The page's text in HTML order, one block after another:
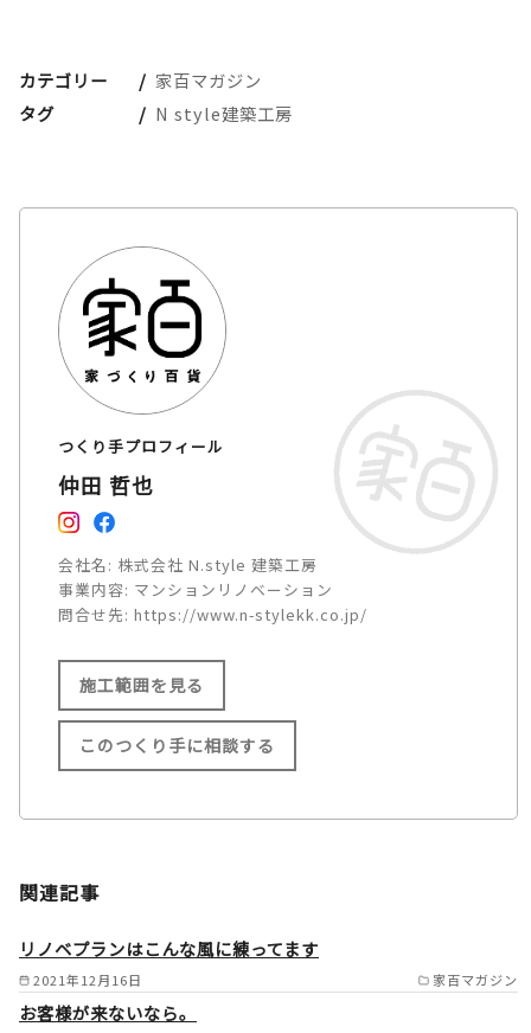
カテゴリー
家百マガジン
タグ
N style建築工房
つくり手プロフィール
仲田 哲也
会社名: 株式会社 N.style 建築工房
事業内容: マンションリノベーション
問合せ先: https://www.n-stylekk.co.jp/
施工範囲を見る
施工範囲
沢市/尾張旭市/岩倉市/豊明市/
久手市/津島市/愛西市/弥富市/
このつくり手に相談する
関連記事
2021年12月16日 家百マガジン
リノベプランはこんな風に練ってます
お客様が来ないなら。